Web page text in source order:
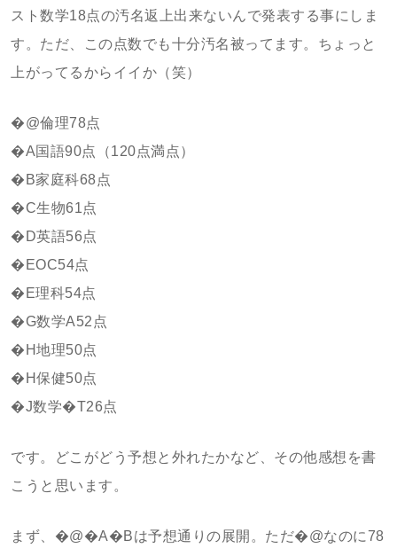
スト数学18点の汚名返上出来ないんで発表する事にしま
す。ただ、この点数でも十分汚名被ってます。ちょっと
上がってるからイイか（笑）
�@倫理78点
�A国語90点（120点満点）
�B家庭科68点
�C生物61点
�D英語56点
�EOC54点
�E理科54点
�G数学A52点
�H地理50点
�H保健50点
�J数学�T26点
です。どこがどう予想と外れたかなど、その他感想を書
こうと思います。
まず、�@�A�Bは予想通りの展開。ただ�@なのに78